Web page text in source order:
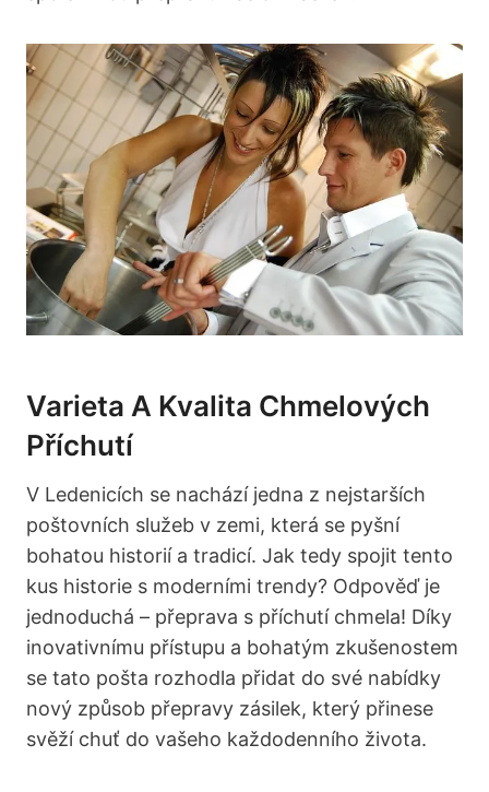
Varieta A Kvalita Chmelových
Příchutí
V Ledenicích se nachází jedna z nejstarších
poštovních služeb v zemi, která se pyšní
bohatou historií a tradicí. Jak tedy spojit tento
kus historie s moderními trendy? Odpověď je
jednoduchá – přeprava s příchutí chmela! Díky
inovativnímu přístupu a bohatým zkušenostem
se tato pošta rozhodla přidat do své nabídky
nový způsob přepravy zásilek, který přinese
svěží chuť do vašeho každodenního života.